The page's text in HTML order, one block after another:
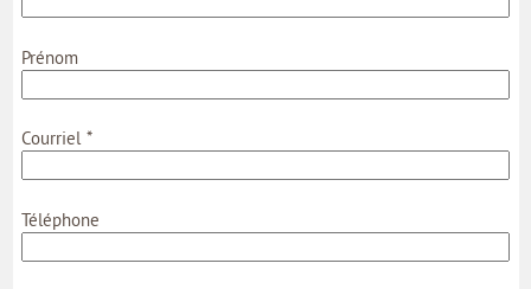
Prénom
Courriel *
Téléphone